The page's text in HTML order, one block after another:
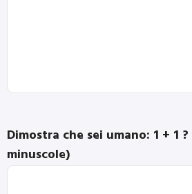
Dimostra che sei umano: 1 + 1
minuscole)